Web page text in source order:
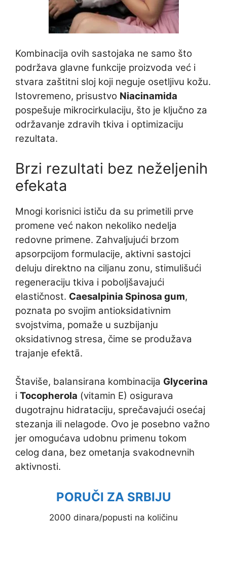
Kombinacija ovih sastojaka ne samo što
podržava glavne funkcije proizvoda već i
stvara zaštitni sloj koji neguje osetljivu kožu.
Istovremeno, prisustvo Niacinamida
pospešuje mikrocirkulaciju, što je ključno za
održavanje zdravih tkiva i optimizaciju
rezultata.
Brzi rezultati bez neželjenih
efekata
Mnogi korisnici ističu da su primetili prve
promene već nakon nekoliko nedelja
redovne primene. Zahvaljujući brzom
apsorpcijom formulacije, aktivni sastojci
deluju direktno na ciljanu zonu, stimulišući
regeneraciju tkiva i poboljšavajući
elastičnost. Caesalpinia Spinosa gum,
poznata po svojim antioksidativnim
svojstvima, pomaže u suzbijanju
oksidativnog stresa, čime se produžava
trajanje efektā.
Štaviše, balansirana kombinacija Glycerina
i Tocopherola (vitamin E) osigurava
dugotrajnu hidrataciju, sprečavajući osećaj
stezanja ili nelagode. Ovo je posebno važno
jer omogućava udobnu primenu tokom
celog dana, bez ometanja svakodnevnih
aktivnosti.
PORUČI ZA SRBIJU
2000 dinara/popusti na količinu